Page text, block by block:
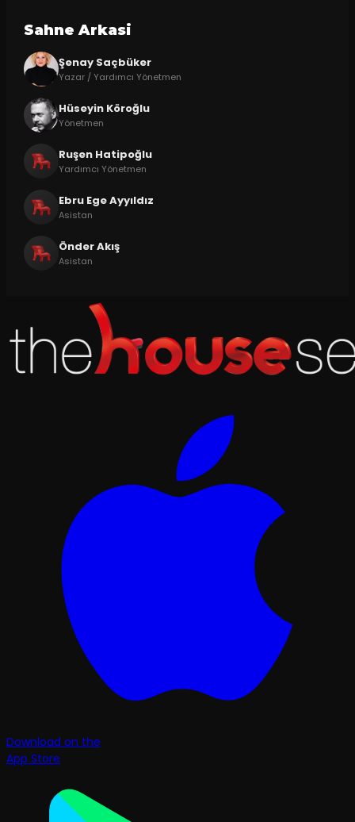
Sahne Arkasi
Şenay Saçbüker
Yazar / Yardımcı Yönetmen
Hüseyin Köroğlu
Yönetmen
Ruşen Hatipoğlu
Yardımcı Yönetmen
Ebru Ege Ayyıldız
Asistan
Önder Akış
Asistan
Download on the
App Store